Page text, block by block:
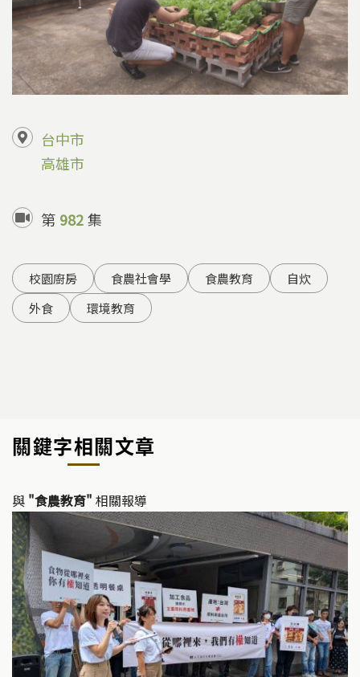
台中市
高雄市
第 982集
校園廚房 食農社會學 食農教育
自炊
外食
環境教育
關鍵字相關文章
與 "食農教育" 相關報導